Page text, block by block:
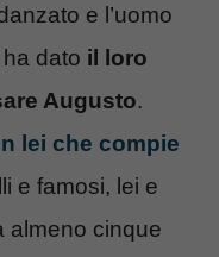
e l’uomo
dato il loro
Augusto.
lei che compie
e famosi, lei e
almeno cinque